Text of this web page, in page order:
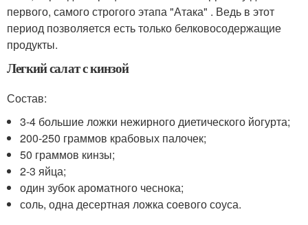
первого, самого строгого этапа "Атака" . Ведь в этот
период позволяется есть только белковосодержащие
продукты.
Легкий салат с кинзой
Состав:
3-4 большие ложки нежирного диетического йогурта;
200-250 граммов крабовых палочек;
50 граммов кинзы;
2-3 яйца;
один зубок ароматного чеснока;
соль, одна десертная ложка соевого соуса.